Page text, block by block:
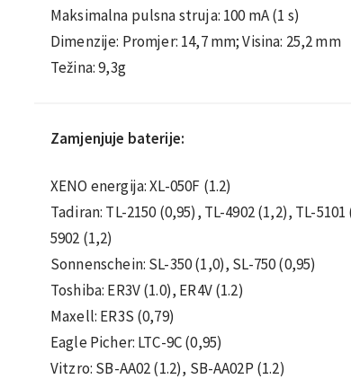
Maksimalna pulsna struja: 100 mA (1 s)
Dimenzije: Promjer: 14,7 mm; Visina: 25,2 mm
Težina: 9,3g
Zamjenjuje baterije:
XENO energija: XL-050F (1.2)
Tadiran: TL-2150 (0,95), TL-4902 (1,2), TL-
5902 (1,2)
Sonnenschein: SL-350 (1,0), SL-750 (0,95)
Toshiba: ER3V (1.0), ER4V (1.2)
Maxell: ER3S (0,79)
Eagle Picher: LTC-9C (0,95)
Vitzro: SB-AA02 (1.2), SB-AA02P (1.2)